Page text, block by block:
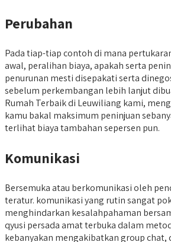
Perubahan
Pada tiap-tiap contoh di mana
awal, peralihan biaya, apakah serta
penurunan mesti disepakati serta
sebelum perkembangan lebih lanjut
Rumah Terbaik di Leuwiliang kami,
kamu bakal maksimum peninjuan
terlihat biaya tambahan sepersen pun.
Komunikasi
Bersemuka atau berkomunikasi oleh
teratur. komunikasi yang rutin sangat
menghindarkan kesalahpahaman
qyusi persada amat terbuka dalam
kebanyakan mengakibatkan group chat,